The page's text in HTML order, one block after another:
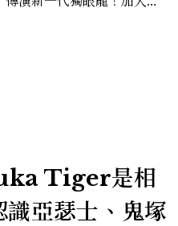
Tiger是相
識亞瑟士、鬼塚